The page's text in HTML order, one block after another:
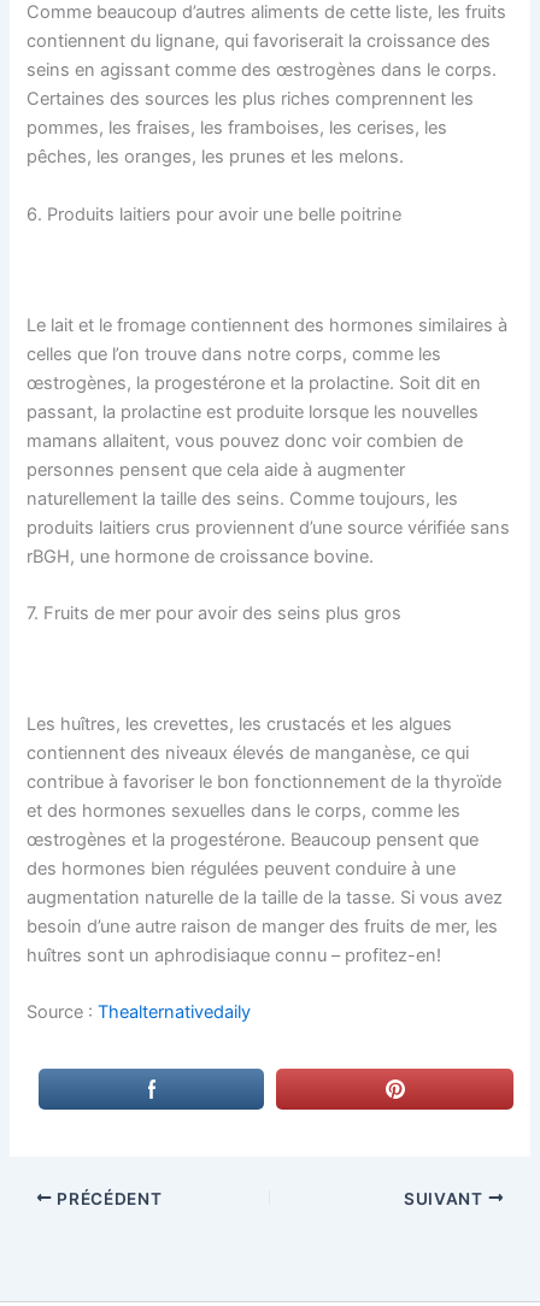
Comme beaucoup d’autres aliments de cette liste, les fruits
contiennent du lignane, qui favoriserait la croissance des
seins en agissant comme des œstrogènes dans le corps.
Certaines des sources les plus riches comprennent les
pommes, les fraises, les framboises, les cerises, les
pêches, les oranges, les prunes et les melons.
6. Produits laitiers pour avoir une belle poitrine
Le lait et le fromage contiennent des hormones similaires à
celles que l’on trouve dans notre corps, comme les
œstrogènes, la progestérone et la prolactine. Soit dit en
passant, la prolactine est produite lorsque les nouvelles
mamans allaitent, vous pouvez donc voir combien de
personnes pensent que cela aide à augmenter
naturellement la taille des seins. Comme toujours, les
produits laitiers crus proviennent d’une source vérifiée sans
rBGH, une hormone de croissance bovine.
7. Fruits de mer pour avoir des seins plus gros
Les huîtres, les crevettes, les crustacés et les algues
contiennent des niveaux élevés de manganèse, ce qui
contribue à favoriser le bon fonctionnement de la thyroïde
et des hormones sexuelles dans le corps, comme les
œstrogènes et la progestérone. Beaucoup pensent que
des hormones bien régulées peuvent conduire à une
augmentation naturelle de la taille de la tasse. Si vous avez
besoin d’une autre raison de manger des fruits de mer, les
huîtres sont un aphrodisiaque connu – profitez-en!
Source :Thealternativedaily
PRÉCÉDENT SUIVANT